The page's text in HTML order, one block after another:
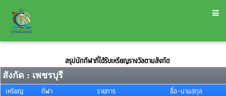
สรุปนักกีฬาที่ได้รับเหรียญรางวัลตามสังกัด
สังกัด : เพชรบุรี
เหรียญ
กีฬา รายการ ชื่อ-นามสกุล